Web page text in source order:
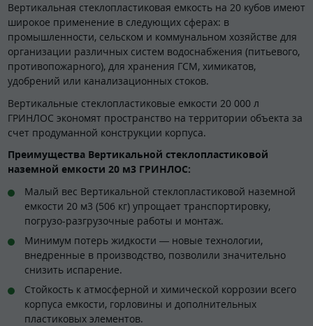
Вертикальная стеклопластиковая емкость на 20 кубов имеют
широкое применение в следующих сферах: в
промышленности, сельском и коммунальном хозяйстве для
организации различных систем водоснабжения (питьевого,
противопожарного), для хранения ГСМ, химикатов,
удобрений или канализационных стоков.
Вертикальные стеклопластиковые емкости 20 000 л
ГРИНЛОС экономят пространство на территории объекта за
счет продуманной конструкции корпуса.
Преимущества Вертикальной стеклопластиковой
наземной емкости 20 м3 ГРИНЛОС:
Малый вес Вертикальной стеклопластиковой наземной
емкости 20 м3 (506 кг) упрощает транспортировку,
погрузо-разгрузочные работы и монтаж.
Минимум потерь жидкости — новые технологии,
внедренные в производство, позволили значительно
снизить испарение.
Стойкость к атмосферной и химической коррозии всего
корпуса емкости, горловины и дополнительных
пластиковых элементов.